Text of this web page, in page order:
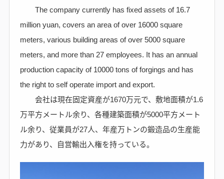
The company currently has fixed assets of 16.7
million yuan, covers an area of over 16000 square
meters, various building areas of over 5000 square
meters, and more than 27 employees. It has an annual
production capacity of 10000 tons of forgings and has
the right to self operate import and export.
会社は現在固定資産が1670万元で、敷地面積が1.6
万平方メートル余り、各種建築面積が5000平方メート
ル余り、従業員が27人、年産万トンの鍛造品の生産能
力があり、自営輸出入権を持っている。